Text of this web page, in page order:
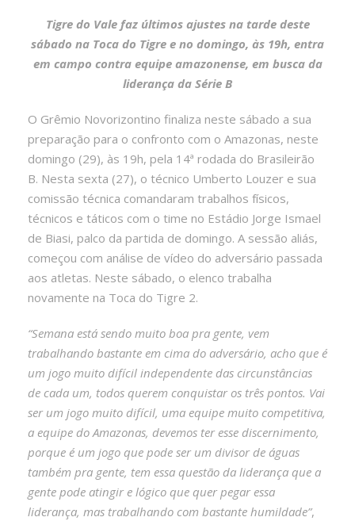
Tigre do Vale faz últimos ajustes na tarde deste
sábado na Toca do Tigre e no domingo, às 19h, entra
em campo contra equipe amazonense, em busca da
liderança da Série B
O Grêmio Novorizontino finaliza neste sábado a sua
preparação para o confronto com o Amazonas, neste
domingo (29), às 19h, pela 14ª rodada do Brasileirão
B. Nesta sexta (27), o técnico Umberto Louzer e sua
comissão técnica comandaram trabalhos físicos,
técnicos e táticos com o time no Estádio Jorge Ismael
de Biasi, palco da partida de domingo. A sessão aliás,
começou com análise de vídeo do adversário passada
aos atletas. Neste sábado, o elenco trabalha
novamente na Toca do Tigre 2.
“Semana está sendo muito boa pra gente, vem
trabalhando bastante em cima do adversário, acho que é
um jogo muito difícil independente das circunstâncias
de cada um, todos querem conquistar os três pontos. Vai
ser um jogo muito difícil, uma equipe muito competitiva,
a equipe do Amazonas, devemos ter esse discernimento,
porque é um jogo que pode ser um divisor de águas
também pra gente, tem essa questão da liderança que a
gente pode atingir e lógico que quer pegar essa
liderança, mas trabalhando com bastante humildade”,